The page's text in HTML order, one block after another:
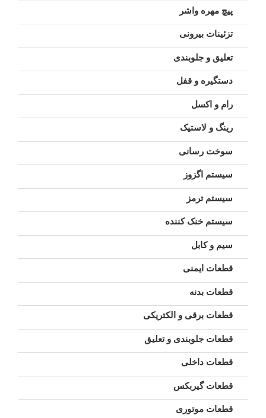
پیچ مهره واشر
تزئینات بیرونی
تعلیق و جلوبندی
دستگیره و قفل
رام و اکسل
رینگ و لاستیک
سوخت رسانی
سیستم اگزوز
سیستم ترمز
سیستم خنک کننده
سیم و کابل
قطعات ایمنی
قطعات بدنه
قطعات برقی و الکتریکی
قطعات جلوبندی و تعلیق
قطعات داخلی
قطعات گیربکس
قطعات موتوری